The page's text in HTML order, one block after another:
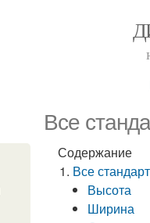
Все
Содержание
Все
Высота
Ширина